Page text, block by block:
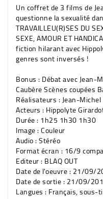
Un coffret de 3 films de
questionne la sexualité
TRAVAILLEU(R)SES DU
SEXE, AMOUR ET
fiction hilarant avec
genres sont inversés !
Bonus : Débat avec Jean-
Caubère Scènes coupées
Réalisateurs : Jean-
Acteurs : Hippolyte
Durée : 1h25 1h30 1h30
Image : Couleur
Audio : Stéréo
Format écran : 16/9
Editeur : BLAQ OUT
Date de l'oeuvre : 21/09/
Date de sortie : 21/09/
Langues : Français, sous-